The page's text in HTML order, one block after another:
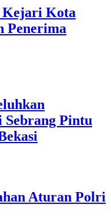
Kejari Kota
Penerima
Sebrang Pintu
Aturan Polri